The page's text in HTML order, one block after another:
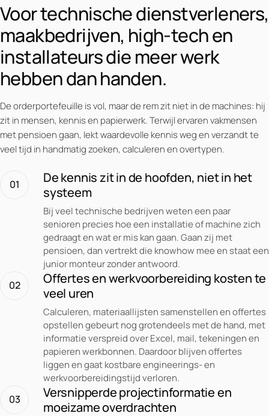
Voor technische dienstverleners,
maakbedrijven, high-tech en
installateurs die meer werk
hebben dan handen.
De orderportefeuille is vol, maar de rem zit niet in de machines: hij
zit in mensen, kennis en papierwerk. Terwijl ervaren vakmensen
met pensioen gaan, lekt waardevolle kennis weg en verzandt te
veel tijd in handmatig zoeken, calculeren en overtypen.
01
De kennis zit in de hoofden, niet in het
systeem
Bij veel technische bedrijven weten een paar
senioren precies hoe een installatie of machine zich
gedraagt en wat er mis kan gaan. Gaan zij met
pensioen, dan vertrekt die knowhow mee en staat een
junior monteur zonder antwoord.
02
Offertes en werkvoorbereiding kosten te
veel uren
Calculeren, materiaallijsten samenstellen en offertes
opstellen gebeurt nog grotendeels met de hand, met
informatie verspreid over Excel, mail, tekeningen en
papieren werkbonnen. Daardoor blijven offertes
liggen en gaat kostbare engineerings- en
werkvoorbereidingstijd verloren.
03
Versnipperde projectinformatie en
moeizame overdrachten